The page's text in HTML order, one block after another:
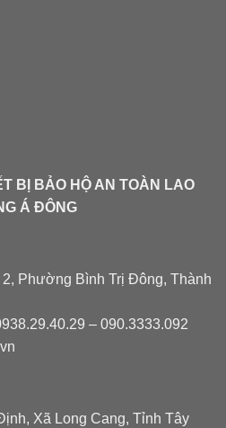
BỊ BẢO HỘ AN TOÀN LAO
Á ĐÔNG
Phường Bình Trị Đông, Thành
– 090.3333.092
Xã Long Cang, Tỉnh Tây